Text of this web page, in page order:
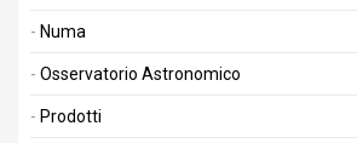
Numa
Osservatorio Astronomico
Prodotti